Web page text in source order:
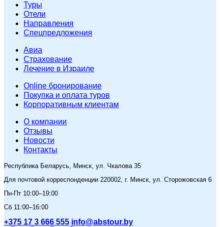
Туры
Отели
Направления
Спецпредложения
Авиа
Страхование
Лечение в Израиле
Online бронирование
Покупка и оплата туров
Корпоративным клиентам
O компании
Отзывы
Новости
Контакты
Республика Беларусь, Минск, ул. Чкалова 35
Для почтовой корреспонденции 220002, г. Минск, ул. Сторожовская 6
Пн-Пт 10:00–19:00
Сб 11:00–16:00
+375 17 3 666 555 info@abstour.by